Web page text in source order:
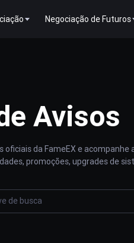
Negociação de Futuros
Avisos
oficiais da FameEX e
promoções, upgrades de